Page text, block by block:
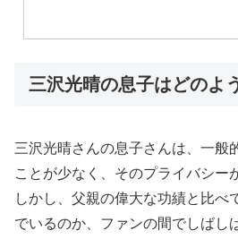
三沢光晴の息子はどのよ
三沢光晴さんの息子さんは、一般
ことが少なく、そのプライバシー
しかし、父親の偉大な功績と比べ
でいるのか、ファンの間でしばし